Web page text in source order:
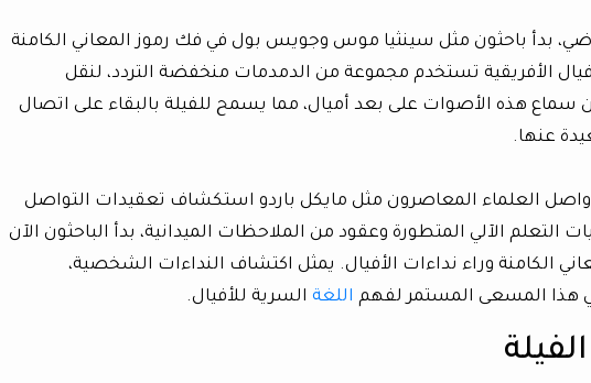
بدأ باحثون مثل سينثيا موس وجويس بول في فك رموز المعاني الكامنة
الأفريقية تستخدم مجموعة من الدمدمات منخفضة التردد، لنقل
هذه الأصوات على بعد أميال، مما يسمح للفيلة بالبقاء على اتصال
عنها.
واصل العلماء المعاصرون مثل مايكل باردو استكشاف تعقيدات التواصل
التعلم الآلي المتطورة وعقود من الملاحظات الميدانية، بدأ الباحثون الآن
الكامنة وراء نداءات الأفيال. يمثل اكتشاف النداءات الشخصية،
في هذا المسعى المستمر لفهم اللغة السرية للأفيال.